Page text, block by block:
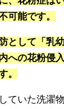
可能です。
として「乳
への花粉侵
。
ていた洗濯